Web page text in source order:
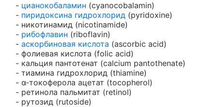
- цианокобаламин (cyanocobalamin)
- пиридоксина гидрохлорид (pyridoxine)
- никотинамид (nicotinamide)
- рибофлавин (riboflavin)
- аскорбиновая кислота (ascorbic acid)
- фолиевая кислота (folic acid)
- кальция пантотенат (calcium pantothenate)
- тиамина гидрохлорид (thiamine)
- α-токоферола ацетат (tocopherol)
- ретинола пальмитат (retinol)
- рутозид (rutoside)